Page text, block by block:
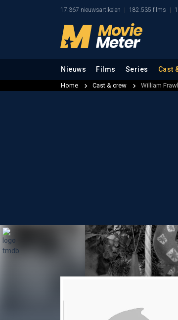
17.367 nieuwsartikelen 182.535 films
Nieuws Films Series Cast
Home Cast & crew William